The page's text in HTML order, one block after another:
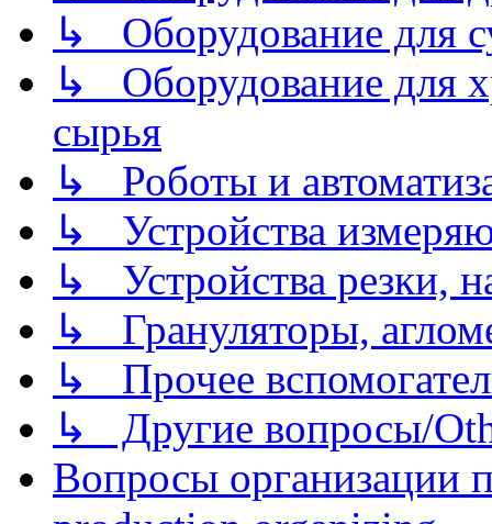
↳ Оборудование для
↳ Оборудование для
сырья
↳ Роботы и
↳ Устройства
↳ Устройства резки,
↳ Грануляторы,
↳ Прочее
↳ Другие вопросы/
Вопросы организации